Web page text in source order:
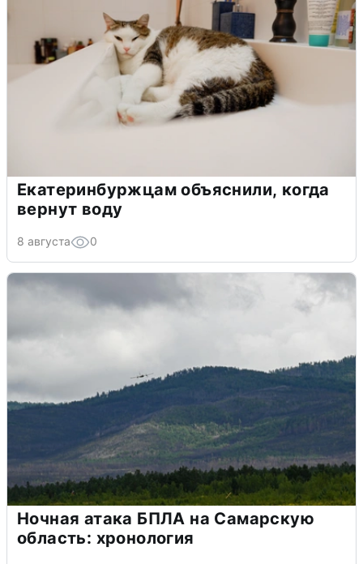
Екатеринбуржцам объяснили, когда
вернут воду
8 августа 0
Ночная атака БПЛА на Самарскую
область: хронология